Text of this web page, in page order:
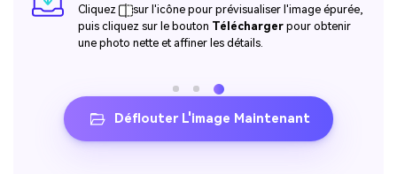
Cliquez
sur l'icône pour prévisualiser l'image épurée,
puis cliquez sur le bouton Téléchargerpour obtenir
une photo nette et affiner les détails.
Déflouter L'image Maintenant